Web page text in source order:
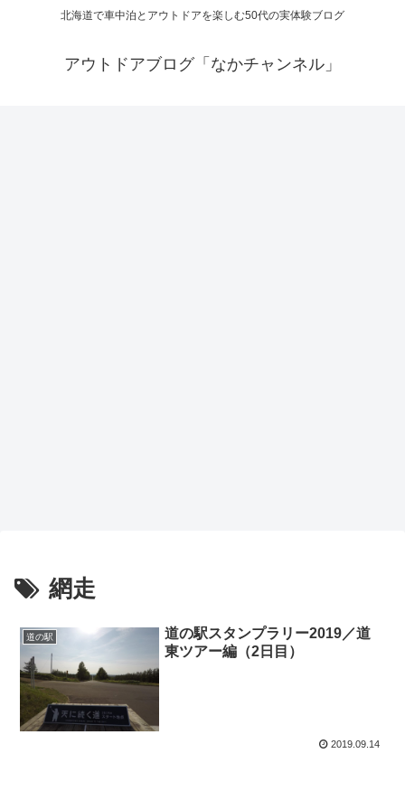
北海道で車中泊とアウトドアを楽しむ50代の実体験ブログ
アウトドアブログ「なかチャンネル」
網走
道の駅
道の駅スタンプラリー2019／道
東ツアー編（2日目）
2019.09.14